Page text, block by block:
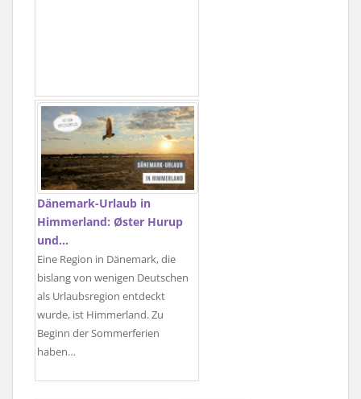
Dänemark-Urlaub in
Himmerland: Øster Hurup
und…
Eine Region in Dänemark, die
bislang von wenigen Deutschen
als Urlaubsregion entdeckt
wurde, ist Himmerland. Zu
Beginn der Sommerferien
haben…